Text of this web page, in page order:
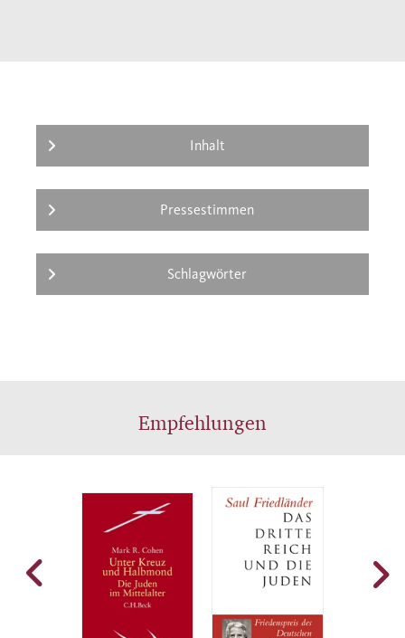
Inhalt
Pressestimmen
Schlagwörter
Empfehlungen